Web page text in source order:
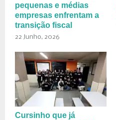
pequenas e médias
empresas enfrentam a
transição fiscal
22 Junho, 2026
Cursinho que já